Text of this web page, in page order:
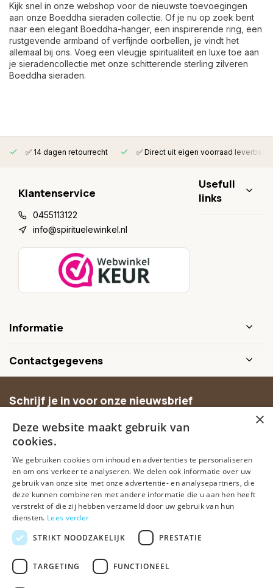
Kijk snel in onze webshop voor de nieuwste toevoegingen
aan onze Boeddha sieraden collectie. Of je nu op zoek bent
naar een elegant Boeddha-hanger, een inspirerende ring, een
rustgevende armband of verfijnde oorbellen, je vindt het
allemaal bij ons. Voeg een vleugje spiritualiteit en luxe toe aan
je sieradencollectie met onze schitterende sterling zilveren
Boeddha sieraden.
✅ 14 dagen retourrecht ✅ Direct uit eigen voorraad leverbaar
Klantenservice
0455113122
info@spirituelewinkel.nl
Usefull
links
Informatie
Contactgegevens
Schrijf je in voor onze nieuwsbrief
aanbiedingen.
Abonneer
© Spirituele winkel • Sinds 2006 • Dé vertrouwde spirituele webshop
×
Deze website maakt gebruik van
cookies.
We gebruiken cookies om inhoud en advertenties te personaliseren
en om ons verkeer te analyseren. We delen ook informatie over uw
gebruik van onze site met onze advertentie- en analysepartners, die
deze kunnen combineren met andere informatie die u aan hen heeft
verstrekt of die zij hebben verzameld door uw gebruik van hun
diensten. Lees verder
STRIKT NOODZAKELIJK
PRESTATIE
TARGETING FUNCTIONEEL